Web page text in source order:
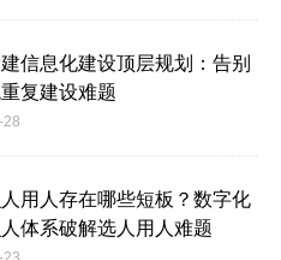
信息化建设顶层规划：告别
复建设难题
28
用人存在哪些短板？数字化
体系破解选人用人难题